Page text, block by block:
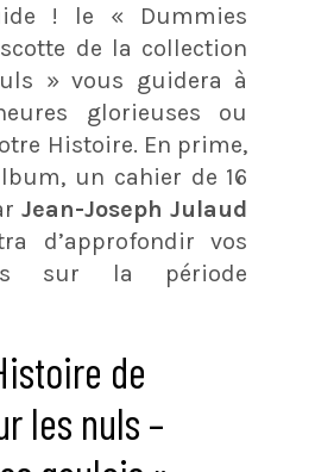
! le « Dummies
de la collection
» vous guidera à
glorieuses ou
Histoire. En prime,
un cahier de 16
Jean-Joseph Julaud
d’approfondir vos
sur la période
de
les nuls –